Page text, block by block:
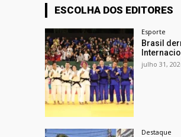
ESCOLHA DOS EDITORES
Esporte
Brasil
julho 31,
Destaque